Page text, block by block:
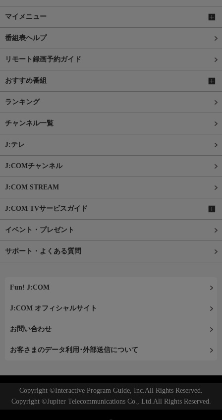
マイメニュー
番組表ヘルプ
リモート録画予約ガイド
おすすめ番組
ランキング
チャンネル一覧
J:テレ
J:COMチャンネル
J:COM STREAM
J:COM TVサービスガイド
イベント・プレゼント
サポート・よくある質問
Fun! J:COM
J:COM オフィシャルサイト
お問い合わせ
お客さまのデータ利用･外部送信について
Copyright ©Interactive Program Guide, Inc.All Rights Reserved.
Copyright ©Jupiter Telecommunications Co., Ltd.All Rights Reserved.